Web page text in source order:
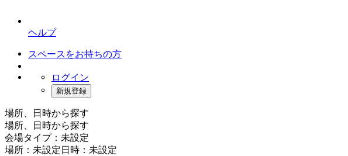
ヘルプ
スペースをお持ちの方
ログイン
新規登録
場所、日時から探す
場所、日時から探す
会場タイプ：未設定
場所：未設定日時：未設定